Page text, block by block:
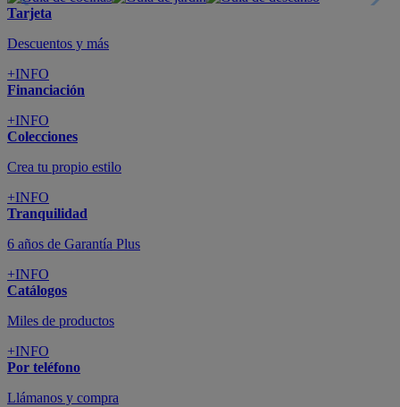
Tarjeta
Descuentos y más
+INFO
Financiación
+INFO
Colecciones
Crea tu propio estilo
+INFO
Tranquilidad
6 años de Garantía Plus
+INFO
Catálogos
Miles de productos
+INFO
Por teléfono
Llámanos y compra